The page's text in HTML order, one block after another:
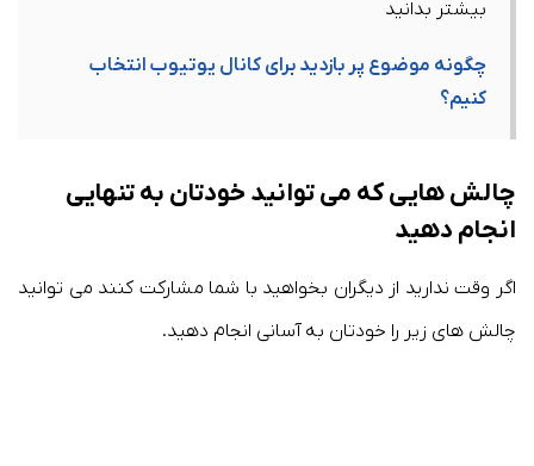
بیشتر بدانید
چگونه موضوع پر بازدید برای کانال یوتیوب انتخاب
کنیم؟
چالش هایی که می توانید خودتان به تنهایی
انجام دهید
اگر وقت ندارید از دیگران بخواهید با شما مشارکت کنند می توانید
چالش های زیر را خودتان به آسانی انجام دهید.